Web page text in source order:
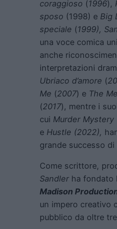
coraggioso (1996),
sposo (1998) e Big
speciale (1999),
una voce comica
anche
interpretazioni
Ubriaco d’amore (
Me (2007) e The
(2017), mentre i
cui Murder Mystery
e Hustle (2022),
grande successo di
Come scrittore,
Sandlerha fondato
Madison
un impero creativo
pubblico da oltre